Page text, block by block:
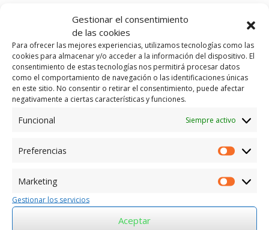
Gestionar el consentimiento
de las cookies
Para ofrecer las mejores experiencias, utilizamos tecnologías como las
cookies para almacenar y/o acceder a la información del dispositivo. El
consentimiento de estas tecnologías nos permitirá procesar datos
como el comportamiento de navegación o las identificaciones únicas
en este sitio. No consentir o retirar el consentimiento, puede afectar
negativamente a ciertas características y funciones.
Funcional Siempre activo
Preferencias
Marketing
Gestionar los servicios
Aceptar